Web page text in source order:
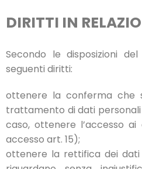
DIRITTI IN
Secondo le disposizioni
seguenti diritti:
ottenere la conferma che
trattamento di dati
caso, ottenere l’accesso
accesso art. 15);
ottenere la rettifica dei